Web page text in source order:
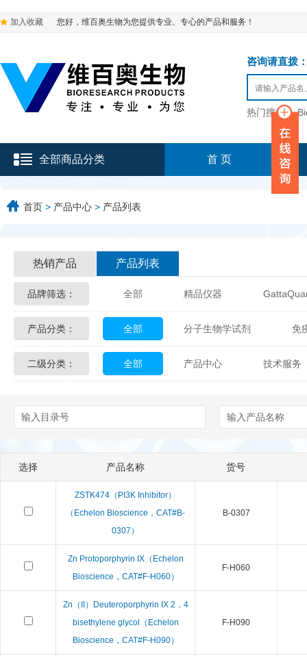
加入收藏 您好，维百奥生物为您提供专业、专心的产品和服务！
咨询请直拨
热门搜索：
全部商品分类 首 页
首页 > 产品中心 > 产品列表
热销产品 产品列表
品牌筛选： 全部 精品仪器
Glycon Biochem Sterlitech
Echelon Biosciences Verichem
Biotez Berlin Diametra
Berry & Associates Zedira
LGC Maine Standards Biolife
Abbexa
产品分类： 全部 分子生物学试剂 免
化学及生物化学试剂 材料学试剂
二级分类： 全部 产品中心 技术服务
选择 产品名称 货号
ZSTK474（PI3K Inhibitor）
（Echelon Bioscience，CAT#B-
0307）
B-0307
Zn Protoporphyrin IX（Echelon
Bioscience，CAT#F-H060）
F-H060
Zn（II）Deuteroporphyrin IX 2，4
bisethylene glycol（Echelon
Bioscience，CAT#F-H090）
F-H090